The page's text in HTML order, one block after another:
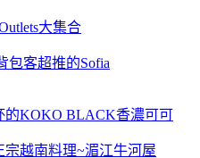
大集合
包客超推的Sofia
的KOKO BLACK香濃可可
越南料理~湄江牛河屋